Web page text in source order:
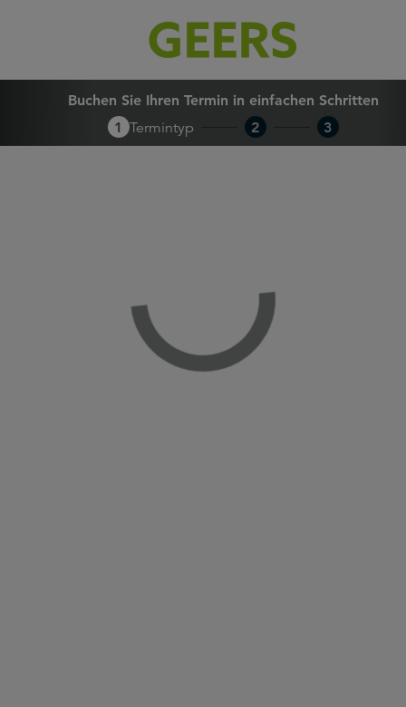
Buchen Sie Ihren Termin in
Buchen Sie Ihren Termin in einfachen Schritten
1 Termintyp 2 3
Loading...